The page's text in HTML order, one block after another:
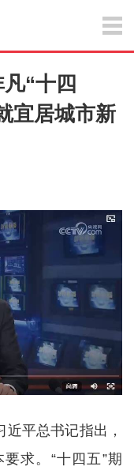
“十四
宜居城市新
近平总书记指出，
求。“十四五”期